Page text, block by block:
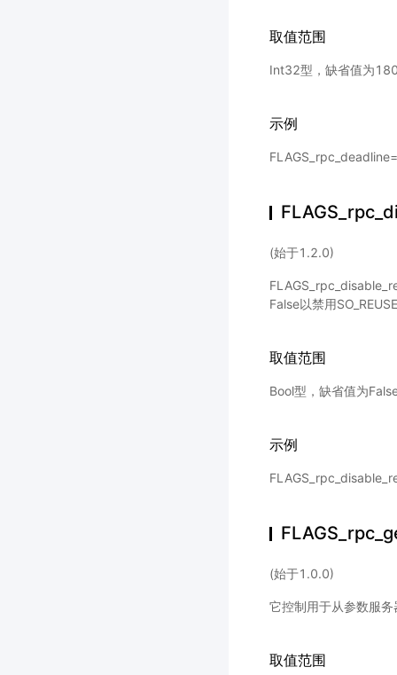
取值范围
Int32型，缺省值为
示例
(始于1.2.0)
False以禁用
取值范围
Bool型，缺省值为
示例
(始于1.0.0)
它控制用于从参数服
取值范围